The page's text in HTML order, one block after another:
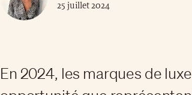
25 juillet 2024
En 2024, les marques de